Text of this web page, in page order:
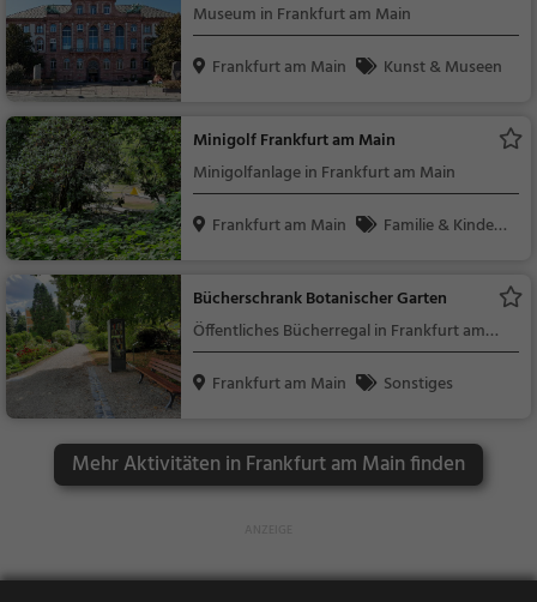
Museum in Frankfurt am Main
Frankfurt am Main
Kunst & Museen
Minigolf Frankfurt am Main
Minigolfanlage in Frankfurt am Main
Frankfurt am Main
Familie & Kinder,
Bücherschrank Botanischer Garten
Öffentliches Bücherregal in Frankfurt am
Main (Westend Nord)
Frankfurt am Main
Sonstiges
Mehr Aktivitäten in Frankfurt am Main finden